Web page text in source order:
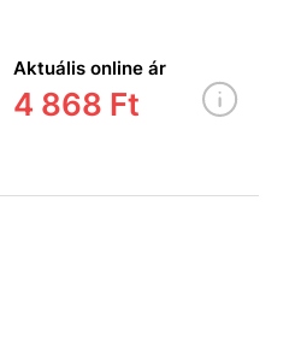
Aktuális online ár
4 868 Ft